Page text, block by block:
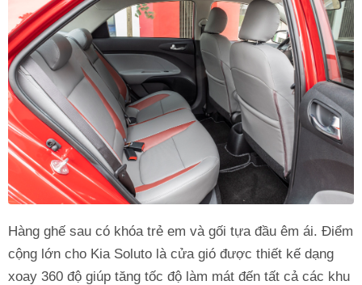
Hàng ghế sau có khóa trẻ em và gối tựa đầu êm ái. Điểm
cộng lớn cho Kia Soluto là cửa gió được thiết kế dạng
xoay 360 độ giúp tăng tốc độ làm mát đến tất cả các khu